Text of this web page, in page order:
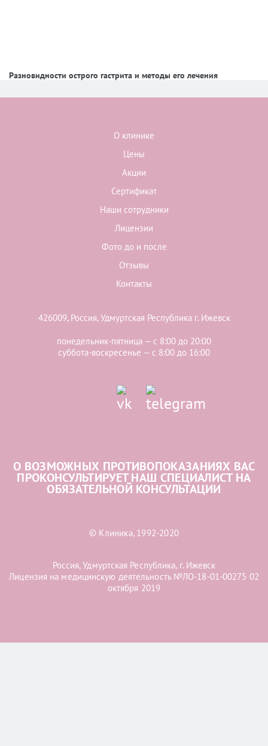
Разновидности острого гастрита и методы его лечения
О клинике
Цены
Акции
Сертификат
Наши сотрудники
Лицензии
Фото до и после
Отзывы
Контакты
426009, Россия, Удмуртская Республика г. Ижевск
понедельник-пятница — с 8:00 до 20:00
суббота-воскресенье — с 8:00 до 16:00
О ВОЗМОЖНЫХ ПРОТИВОПОКАЗАНИЯХ ВАС
ПРОКОНСУЛЬТИРУЕТ НАШ СПЕЦИАЛИСТ НА
ОБЯЗАТЕЛЬНОЙ КОНСУЛЬТАЦИИ
© Клиника, 1992-2020
Россия, Удмуртская Республика, г. Ижевск
Лицензия на медицинскую деятельность №ЛО-18-01-00275 02
октября 2019